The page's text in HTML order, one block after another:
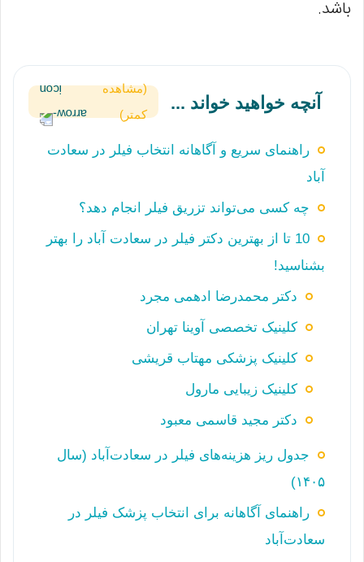
باشد.
آنچه خواهید خواند ...
(مشاهده
کمتر)
راهنمای سریع و آگاهانه انتخاب فیلر در سعادت
آباد
چه کسی می‌تواند تزریق فیلر انجام دهد؟
10 تا از بهترین دکتر فیلر در سعادت آباد را بهتر
بشناسید!
دکتر محمدرضا ادهمی مجرد
کلینیک تخصصی آوینا تهران
کلینیک پزشکی مهتاب قریشی
کلینیک زیبایی مارول
دکتر مجید قاسمی معبود
جدول ریز هزینه‌های فیلر در سعادت‌آباد (سال
۱۴۰۵)
راهنمای آگاهانه برای انتخاب پزشک فیلر در
سعادت‌آباد